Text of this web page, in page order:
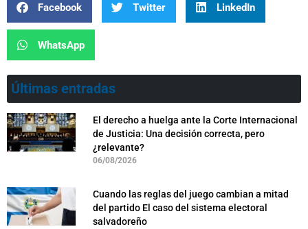
Facebook Twitter LinkedIn
WhatsApp
Últimas entradas
El derecho a huelga ante la Corte Internacional
de Justicia: Una decisión correcta, pero
¿relevante?
06/08/2026
Cuando las reglas del juego cambian a mitad
del partido El caso del sistema electoral
salvadoreño